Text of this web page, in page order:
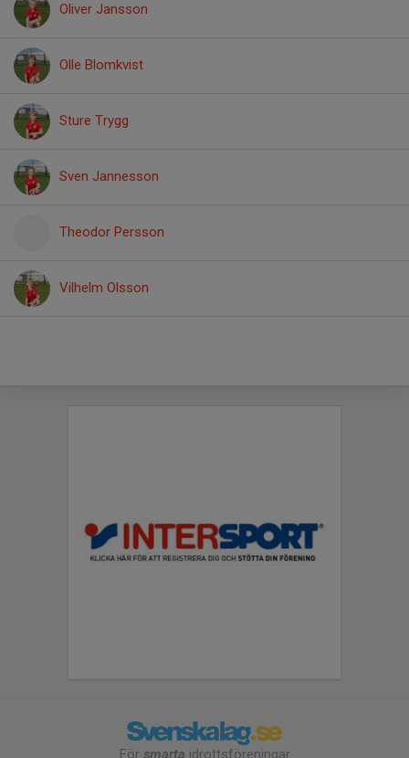
Oliver Jansson
Olle Blomkvist
Sture Trygg
Sven Jannesson
Theodor Persson
Vilhelm Olsson
För smarta idrottsföreningar